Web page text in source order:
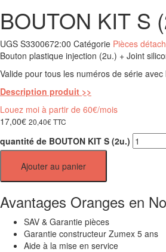
BOUTON KIT S
UGS S3300672:00 Catégorie Pièces
Bouton plastique injection (2u.) + Joint
Valide pour tous les numéros de série avec
Description produit >>
Louez moi à partir de 60€/mois
17,00€ 20,40€TTC
quantité de BOUTON KIT S (2u.)
Ajouter au panier
Avantages Oranges en
SAV & Garantie pièces
Garantie constructeur Zumex 5 ans
Aide à la mise en service